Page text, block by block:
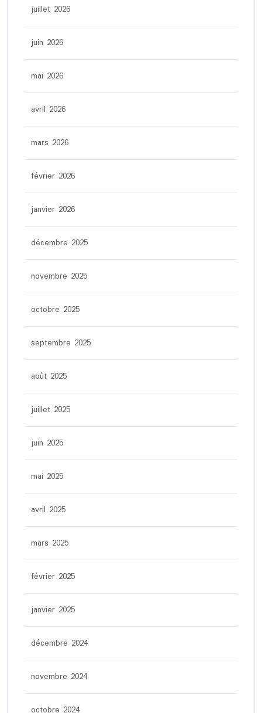
juillet 2026
juin 2026
mai 2026
avril 2026
mars 2026
février 2026
janvier 2026
décembre 2025
novembre 2025
octobre 2025
septembre 2025
août 2025
juillet 2025
juin 2025
mai 2025
avril 2025
mars 2025
février 2025
janvier 2025
décembre 2024
novembre 2024
octobre 2024